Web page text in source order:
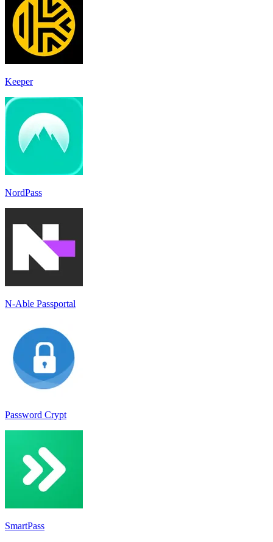
Keeper
NordPass
N-Able Passportal
Password Crypt
SmartPass